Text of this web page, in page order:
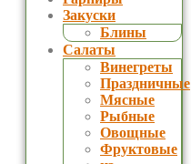
Закуски
Блины
Салаты
Винегреты
Праздничные
Мясные
Рыбные
Овощные
Фруктовые